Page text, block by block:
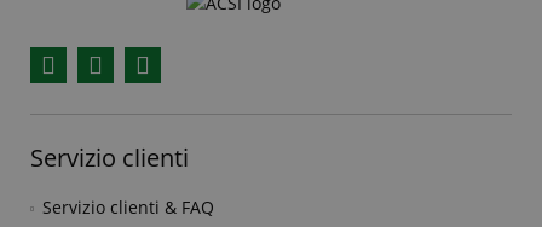
Servizio clienti
Servizio clienti & FAQ